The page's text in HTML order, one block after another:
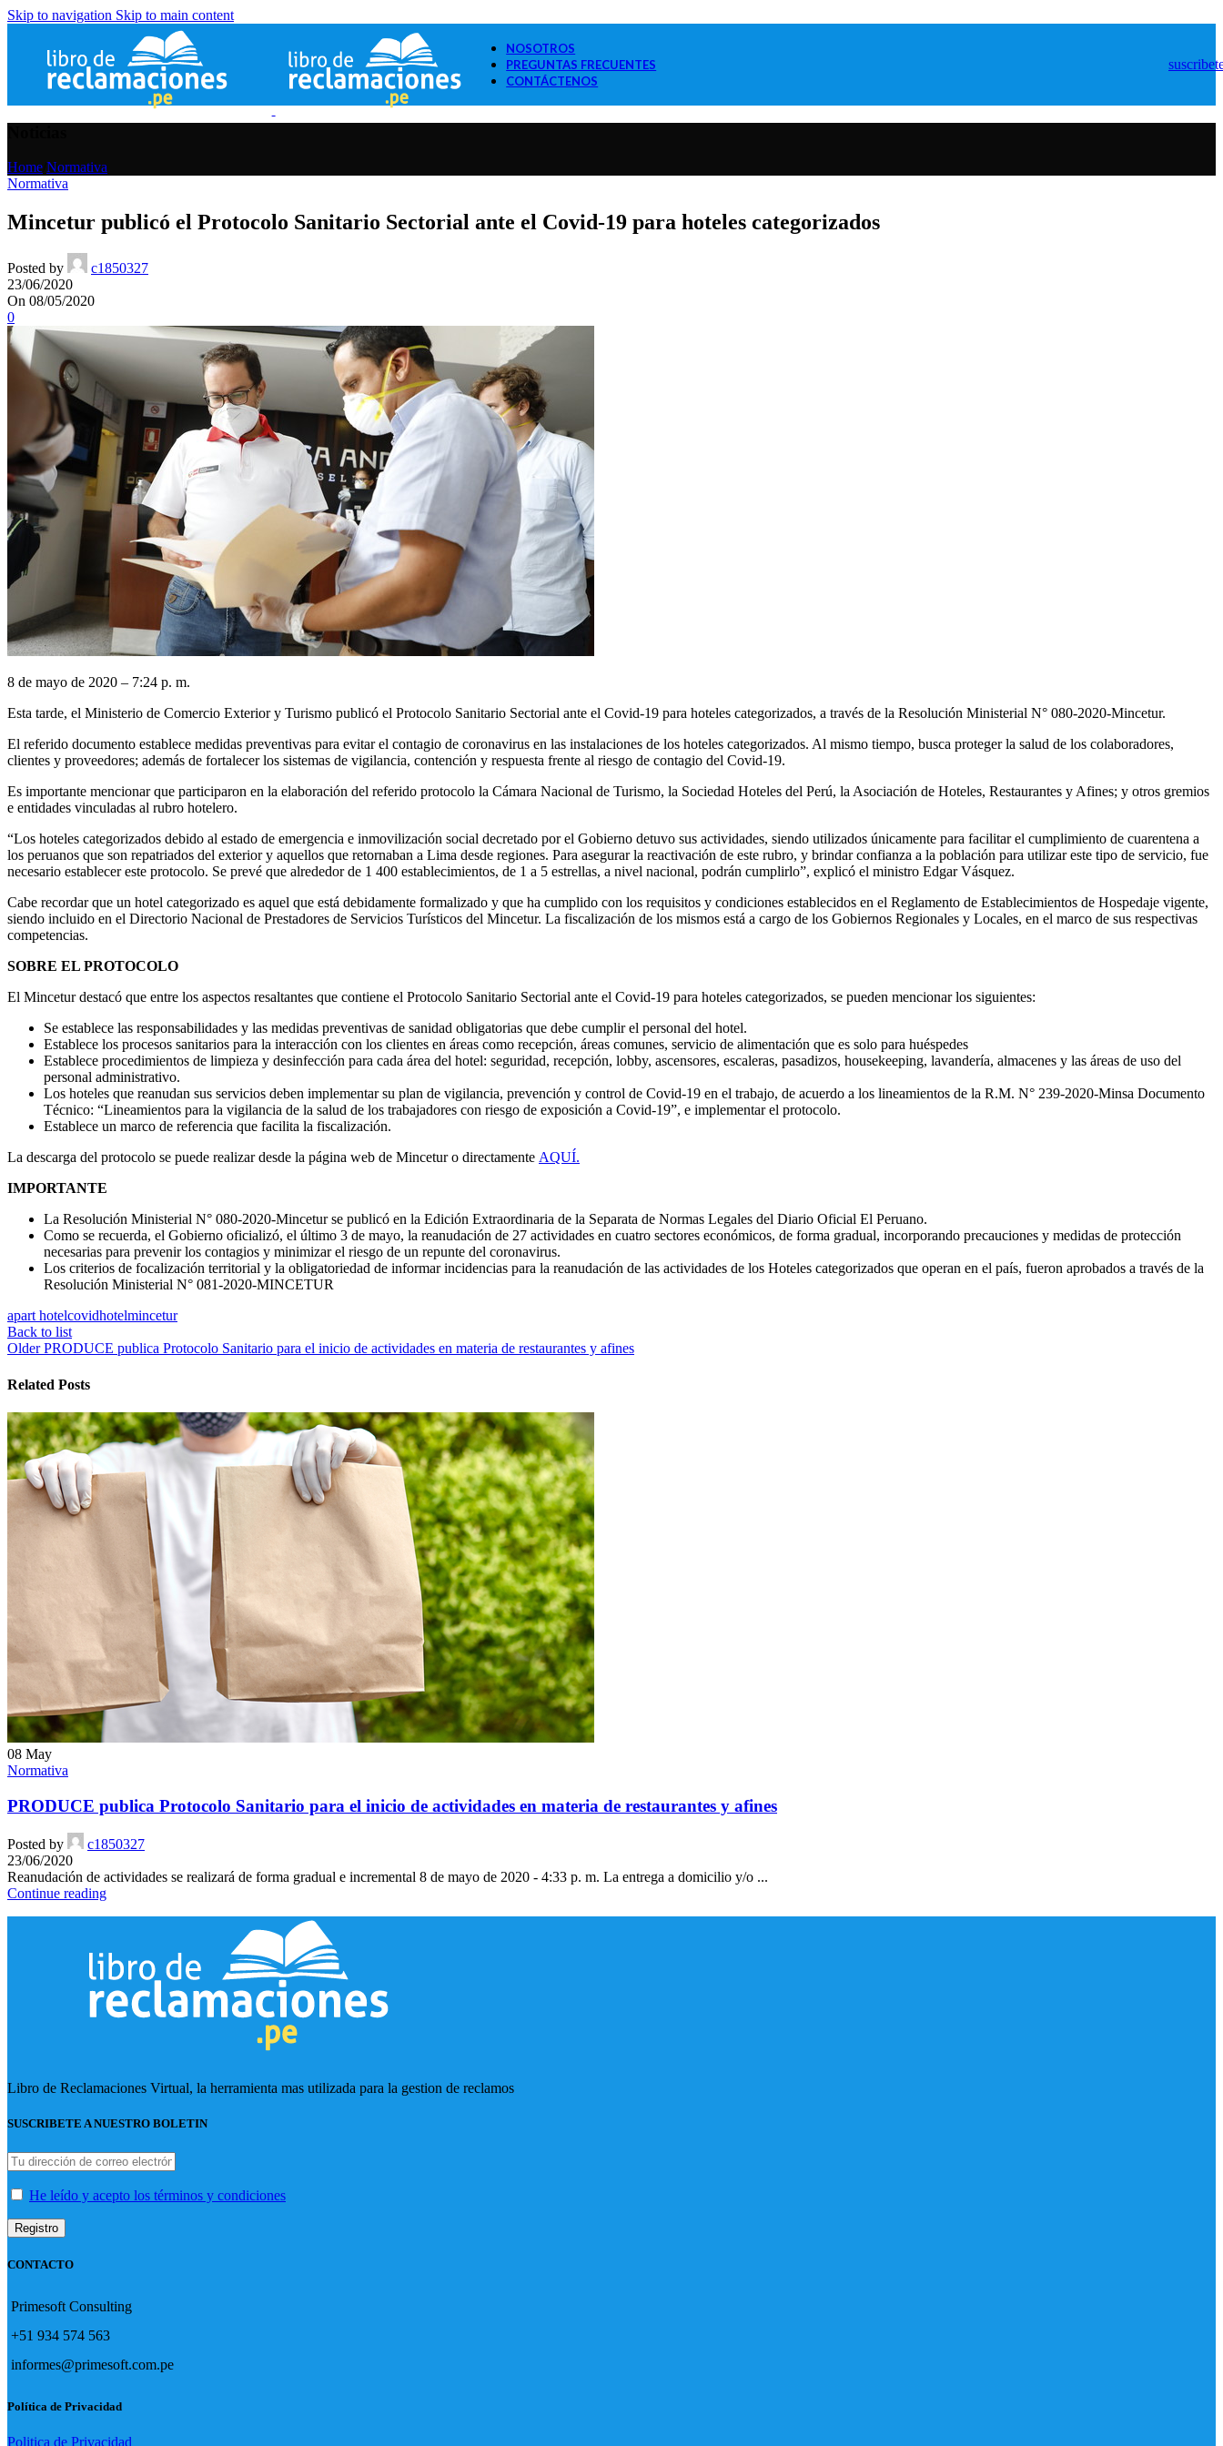
Skip to navigation Skip to main content
NOSOTROS
PREGUNTAS FRECUENTES
CONTÁCTENOS
Home Normativa
Normativa
Mincetur publicó el Protocolo Sanitario Sectorial ante el Covid-19 para hoteles categorizados
Posted by
c1850327
23/06/2020
On 08/05/2020
0
8 de mayo de 2020 – 7:24 p. m.
Esta tarde, el Ministerio de Comercio Exterior y Turismo publicó el Protocolo Sanitario Sectorial ante el Covid-19 para hoteles categorizados, a través de la Resolución Ministerial N° 080-2020-Mincetur.
El referido documento establece medidas preventivas para evitar el contagio de coronavirus en las instalaciones de los hoteles categorizados. Al mismo tiempo, busca proteger la salud de los colaboradores,
clientes y proveedores; además de fortalecer los sistemas de vigilancia, contención y respuesta frente al riesgo de contagio del Covid-19.
Es importante mencionar que participaron en la elaboración del referido protocolo la Cámara Nacional de Turismo, la Sociedad Hoteles del Perú, la Asociación de Hoteles, Restaurantes y Afines; y otros gremios
e entidades vinculadas al rubro hotelero.
“Los hoteles categorizados debido al estado de emergencia e inmovilización social decretado por el Gobierno detuvo sus actividades, siendo utilizados únicamente para facilitar el cumplimiento de cuarentena a
los peruanos que son repatriados del exterior y aquellos que retornaban a Lima desde regiones. Para asegurar la reactivación de este rubro, y brindar confianza a la población para utilizar este tipo de servicio, fue
necesario establecer este protocolo. Se prevé que alrededor de 1 400 establecimientos, de 1 a 5 estrellas, a nivel nacional, podrán cumplirlo”, explicó el ministro Edgar Vásquez.
Cabe recordar que un hotel categorizado es aquel que está debidamente formalizado y que ha cumplido con los requisitos y condiciones establecidos en el Reglamento de Establecimientos de Hospedaje vigente,
siendo incluido en el Directorio Nacional de Prestadores de Servicios Turísticos del Mincetur. La fiscalización de los mismos está a cargo de los Gobiernos Regionales y Locales, en el marco de sus respectivas
competencias.
SOBRE EL PROTOCOLO
El Mincetur destacó que entre los aspectos resaltantes que contiene el Protocolo Sanitario Sectorial ante el Covid-19 para hoteles categorizados, se pueden mencionar los siguientes:
Se establece las responsabilidades y las medidas preventivas de sanidad obligatorias que debe cumplir el personal del hotel.
Establece los procesos sanitarios para la interacción con los clientes en áreas como recepción, áreas comunes, servicio de alimentación que es solo para huéspedes
Establece procedimientos de limpieza y desinfección para cada área del hotel: seguridad, recepción, lobby, ascensores, escaleras, pasadizos, housekeeping, lavandería, almacenes y las áreas de uso del
personal administrativo.
Los hoteles que reanudan sus servicios deben implementar su plan de vigilancia, prevención y control de Covid-19 en el trabajo, de acuerdo a los lineamientos de la R.M. N° 239-2020-Minsa Documento
Técnico: “Lineamientos para la vigilancia de la salud de los trabajadores con riesgo de exposición a Covid-19”, e implementar el protocolo.
Establece un marco de referencia que facilita la fiscalización.
La descarga del protocolo se puede realizar desde la página web de Mincetur o directamente AQUÍ.
IMPORTANTE
La Resolución Ministerial N° 080-2020-Mincetur se publicó en la Edición Extraordinaria de la Separata de Normas Legales del Diario Oficial El Peruano.
Como se recuerda, el Gobierno oficializó, el último 3 de mayo, la reanudación de 27 actividades en cuatro sectores económicos, de forma gradual, incorporando precauciones y medidas de protección
necesarias para prevenir los contagios y minimizar el riesgo de un repunte del coronavirus.
Los criterios de focalización territorial y la obligatoriedad de informar incidencias para la reanudación de las actividades de los Hoteles categorizados que operan en el país, fueron aprobados a través de la
Resolución Ministerial N° 081-2020-MINCETUR
apart hotelcovidhotelmincetur
Back to list
Older PRODUCE publica Protocolo Sanitario para el inicio de actividades en materia de restaurantes y afines
Related Posts
08 May
Normativa
PRODUCE publica Protocolo Sanitario para el inicio de actividades en materia de restaurantes y afines
Posted by
c1850327
23/06/2020
Reanudación de actividades se realizará de forma gradual e incremental 8 de mayo de 2020 - 4:33 p. m. La entrega a domicilio y/o ...
Continue reading
Libro de Reclamaciones Virtual, la herramienta mas utilizada para la gestion de reclamos
SUSCRIBETE A NUESTRO BOLETIN
He leído y acepto los términos y condiciones
CONTACTO
Primesoft Consulting
+51 934 574 563
informes@primesoft.com.pe
Política de Privacidad
Politica de Privacidad